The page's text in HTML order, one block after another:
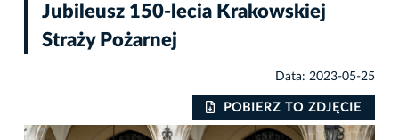
Jubileusz 150-lecia Krakowskiej
Straży Pożarnej
Data: 2023-05-25
POBIERZ TO ZDJĘCIE